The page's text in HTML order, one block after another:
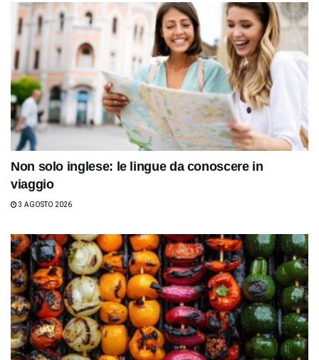
Non solo inglese: le lingue da conoscere in
viaggio
3 AGOSTO 2026